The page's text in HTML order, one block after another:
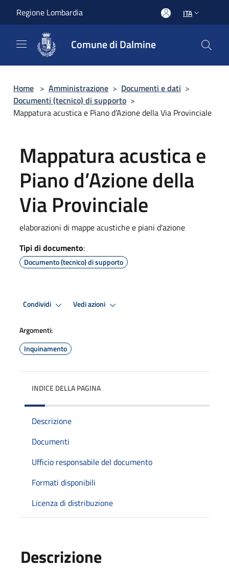
Regione Lombardia ITA
Comune di Dalmine
Home > Amministrazione > Documenti e dati >
Documenti (tecnico) di supporto >
Mappatura acustica e Piano d’Azione della Via Provinciale
Mappatura acustica e
Piano d’Azione della
Via Provinciale
elaborazioni di mappe acustiche e piani d'azione
Tipi di documento:
Documento (tecnico) di supporto
Condividi Vedi azioni
Argomenti:
Inquinamento
INDICE DELLA PAGINA
Descrizione
Documenti
Ufficio responsabile del documento
Formati disponibili
Licenza di distribuzione
Descrizione